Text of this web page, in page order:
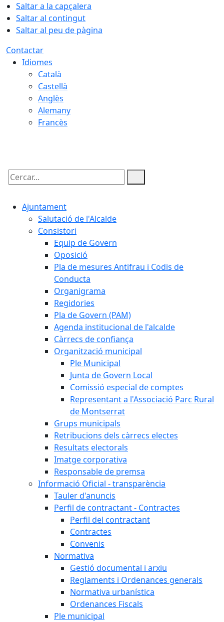
Saltar a la capçalera
Saltar al contingut
Saltar al peu de pàgina
Contactar
Idiomes
Català
Castellà
Anglès
Alemany
Francès
Cercar:
Ajuntament
Salutació de l'Alcalde
Consistori
Equip de Govern
Oposició
Pla de mesures Antifrau i Codis de
Conducta
Organigrama
Regidories
Pla de Govern (PAM)
Agenda institucional de l'alcalde
Càrrecs de confiança
Organització municipal
Ple Municipal
Junta de Govern Local
Comissió especial de comptes
Representant a l'Associació Parc Rural
de Montserrat
Grups municipals
Retribucions dels càrrecs electes
Resultats electorals
Imatge corporativa
Responsable de premsa
Informació Oficial - transparència
Tauler d'anuncis
Perfil de contractant - Contractes
Perfil del contractant
Contractes
Convenis
Normativa
Gestió documental i arxiu
Reglaments i Ordenances generals
Normativa urbanística
Ordenances Fiscals
Ple municipal